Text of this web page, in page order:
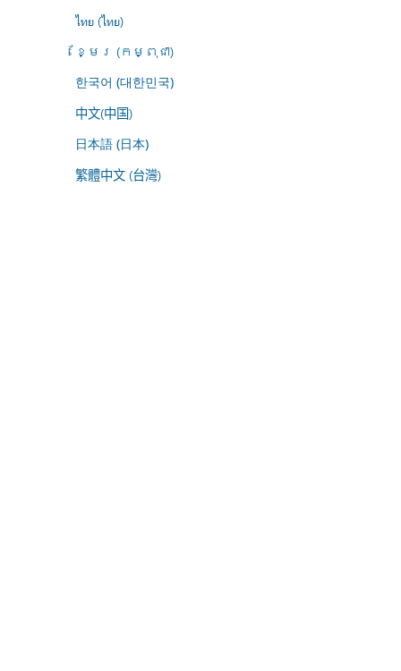
ไทย (ไทย)
ខ្មែរ (កម្ពុជា)
한국어 (대한민국)
中文(中国)
日本語 (日本)
繁體中文 (台灣)